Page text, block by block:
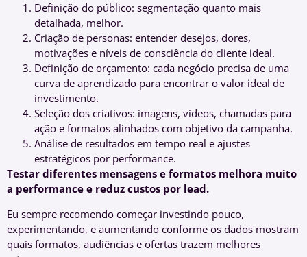
Definição do público: segmentação quanto mais
detalhada, melhor.
Criação de personas: entender desejos, dores,
motivações e níveis de consciência do cliente ideal.
Definição de orçamento: cada negócio precisa de uma
curva de aprendizado para encontrar o valor ideal de
investimento.
Seleção dos criativos: imagens, vídeos, chamadas para
ação e formatos alinhados com objetivo da campanha.
Análise de resultados em tempo real e ajustes
estratégicos por performance.
Testar diferentes mensagens e formatos melhora muito
a performance e reduz custos por lead.
Eu sempre recomendo começar investindo pouco,
experimentando, e aumentando conforme os dados mostram
quais formatos, audiências e ofertas trazem melhores